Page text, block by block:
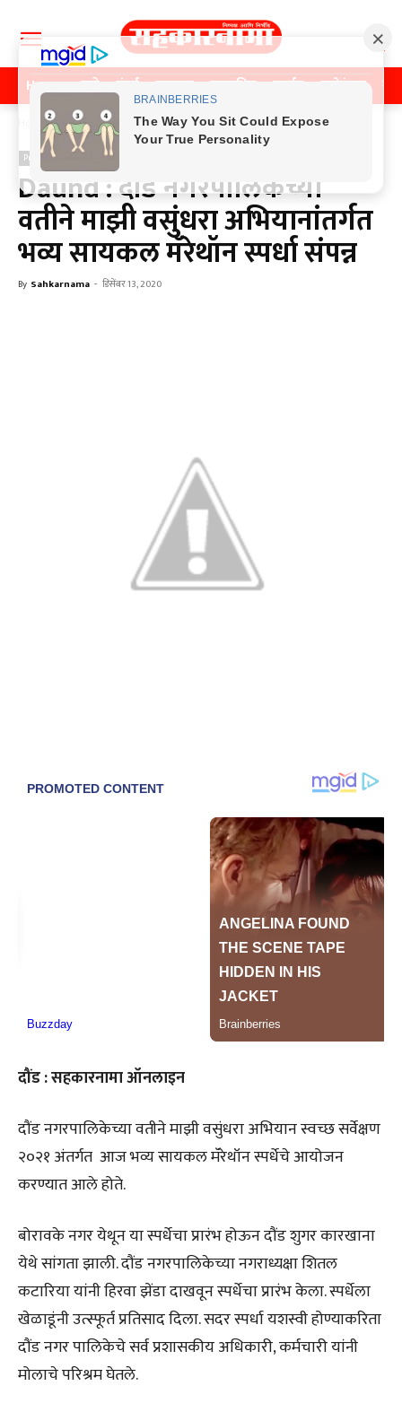
Home पुणे मुंबई महाराष्ट्र राजकीय क्राईम मनोरंजन
Home Previos News
Previos News
Daund : दौंड नगरपालिकेच्या
वतीने माझी वसुंधरा अभियानांतर्गत
भव्य सायकल मॅरेथॉन स्पर्धा संपन्न
By Sahkarnama - डिसेंबर 13, 2020
दौंड : सहकारनामा ऑनलाइन
दौंड नगरपालिकेच्या वतीने माझी वसुंधरा अभियान स्वच्छ सर्वेक्षण
२०२१ अंतर्गत आज भव्य सायकल मॅरेथॉन स्पर्धेचे आयोजन
करण्यात आले होते.
बोरावके नगर येथून या स्पर्धेचा प्रारंभ होऊन दौंड शुगर कारखाना
येथे सांगता झाली. दौंड नगरपालिकेच्या नगराध्यक्षा शितल
कटारिया यांनी हिरवा झेंडा दाखवून स्पर्धेचा प्रारंभ केला. स्पर्धेला
खेळाडूंनी उत्स्फूर्त प्रतिसाद दिला. सदर स्पर्धा यशस्वी होण्याकरिता
दौंड नगर पालिकेचे सर्व प्रशासकीय अधिकारी, कर्मचारी यांनी
मोलाचे परिश्रम घेतले.